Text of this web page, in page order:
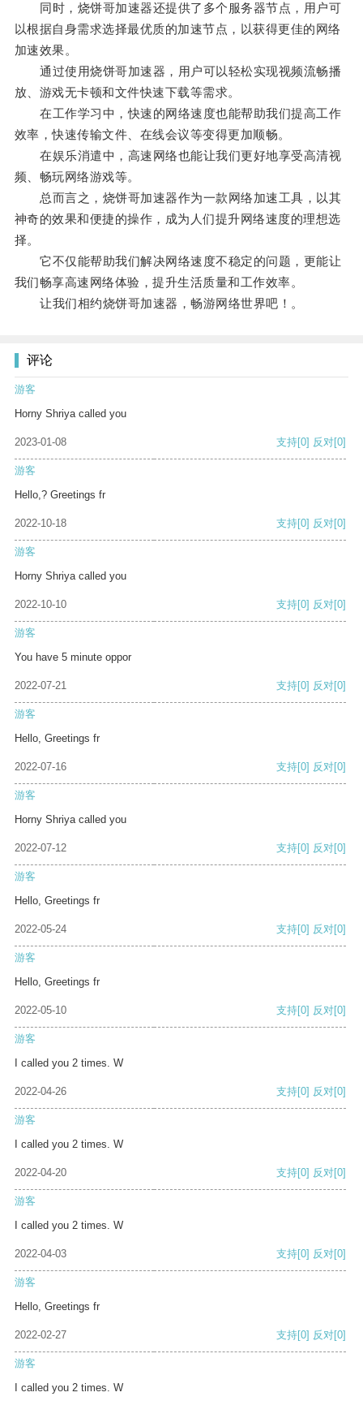
同时，烧饼哥加速器还提供了多个服务器节点，用户可
以根据自身需求选择最优质的加速节点，以获得更佳的网络
加速效果。
通过使用烧饼哥加速器，用户可以轻松实现视频流畅播
放、游戏无卡顿和文件快速下载等需求。
在工作学习中，快速的网络速度也能帮助我们提高工作
效率，快速传输文件、在线会议等变得更加顺畅。
在娱乐消遣中，高速网络也能让我们更好地享受高清视
频、畅玩网络游戏等。
总而言之，烧饼哥加速器作为一款网络加速工具，以其
神奇的效果和便捷的操作，成为人们提升网络速度的理想选
择。
它不仅能帮助我们解决网络速度不稳定的问题，更能让
我们畅享高速网络体验，提升生活质量和工作效率。
让我们相约烧饼哥加速器，畅游网络世界吧！。
评论
游客
Horny Shriya called you
2023-01-08 支持[0] 反对[0]
游客
Hello,? Greetings fr
2022-10-18 支持[0] 反对[0]
游客
Horny Shriya called you
2022-10-10 支持[0] 反对[0]
游客
You have 5 minute oppor
2022-07-21 支持[0] 反对[0]
游客
Hello, Greetings fr
2022-07-16 支持[0] 反对[0]
游客
Horny Shriya called you
2022-07-12 支持[0] 反对[0]
游客
Hello, Greetings fr
2022-05-24 支持[0] 反对[0]
游客
Hello, Greetings fr
2022-05-10 支持[0] 反对[0]
游客
I called you 2 times. W
2022-04-26 支持[0] 反对[0]
游客
I called you 2 times. W
2022-04-20 支持[0] 反对[0]
游客
I called you 2 times. W
2022-04-03 支持[0] 反对[0]
游客
Hello, Greetings fr
2022-02-27 支持[0] 反对[0]
游客
I called you 2 times. W